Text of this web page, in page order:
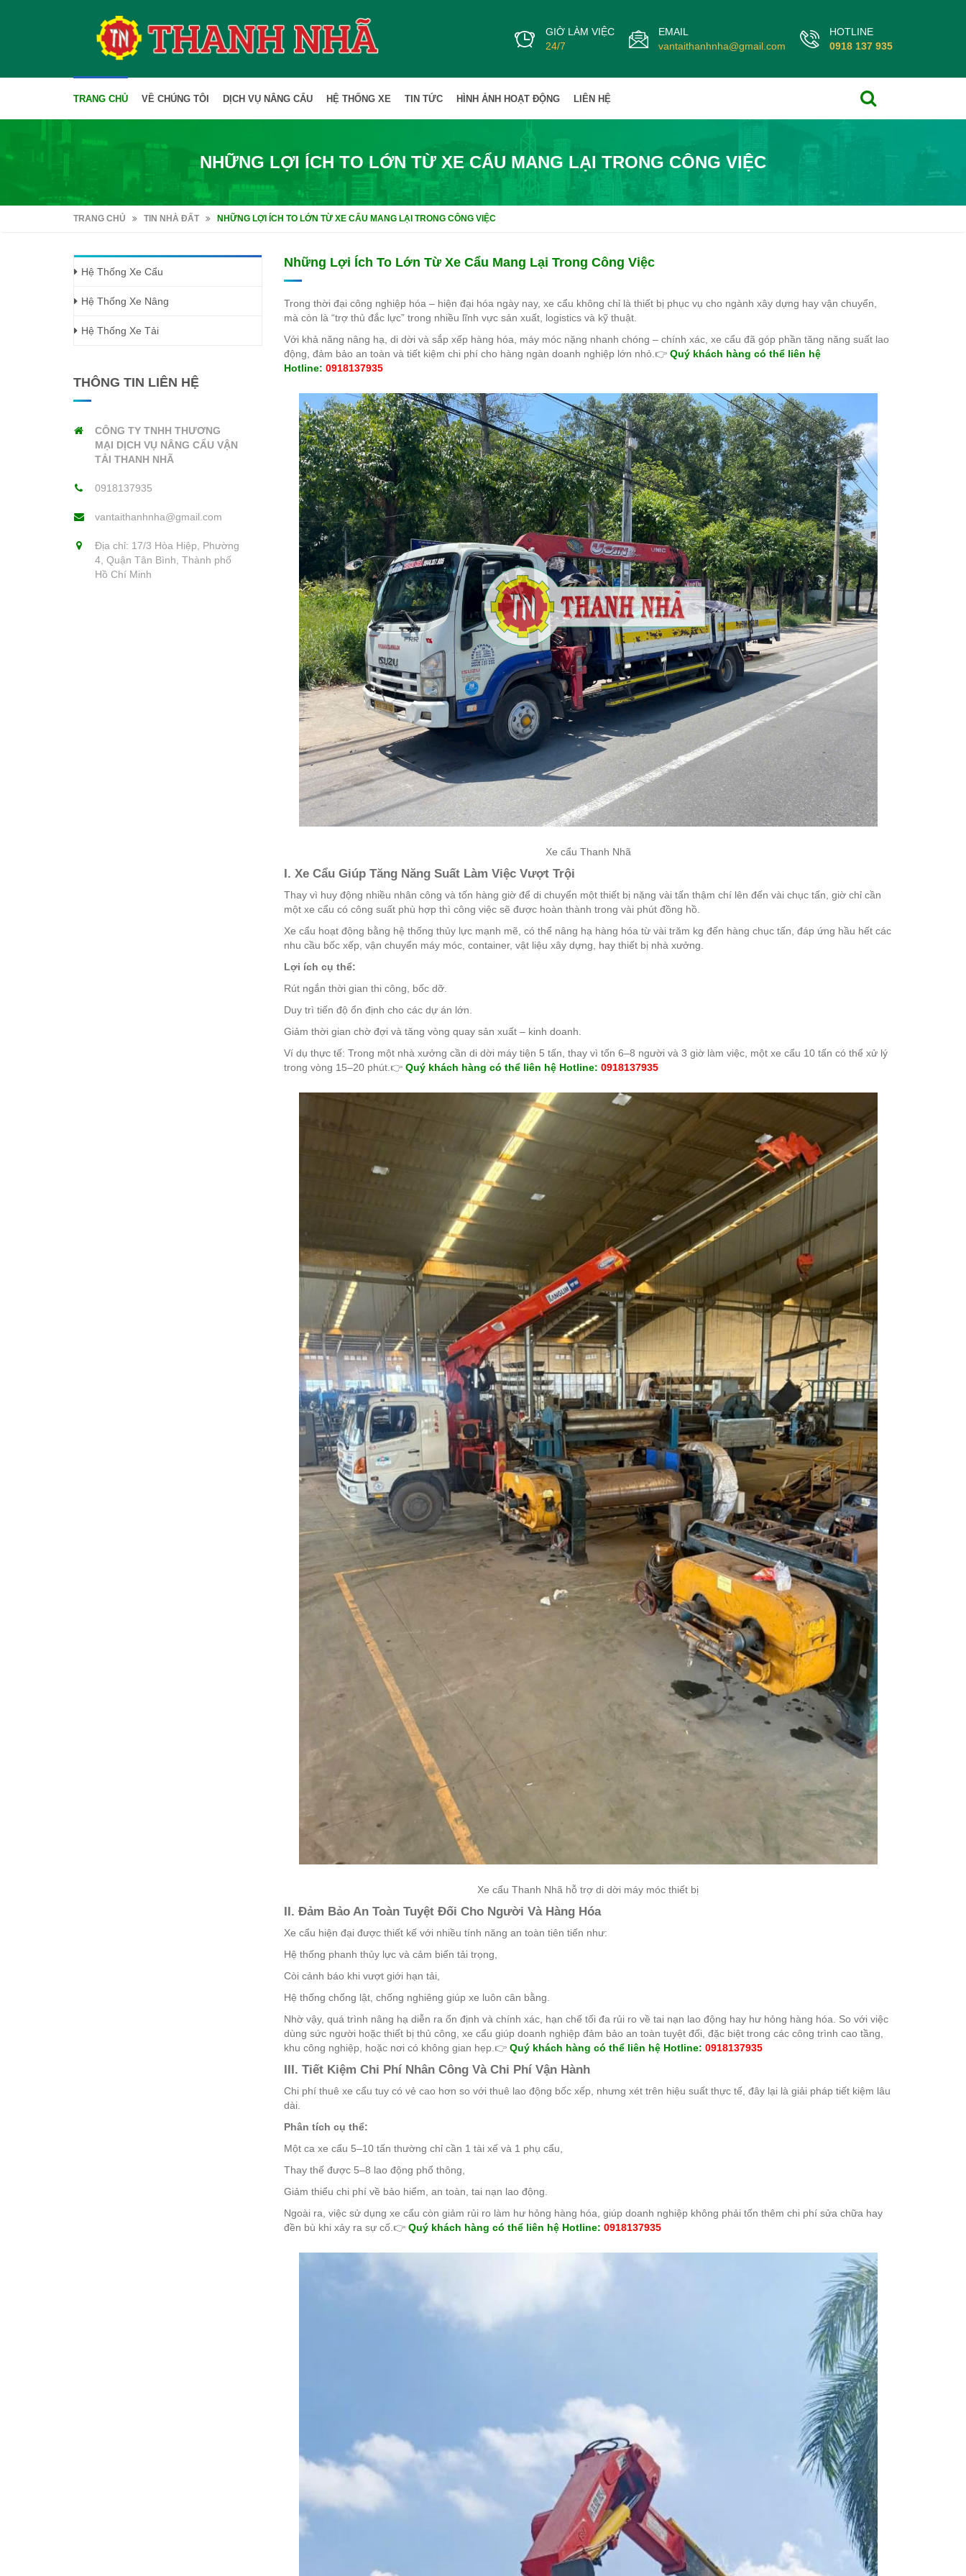
HOTLINE
0918 137 935
EMAIL
vantaithanhnha@gmail.com
GIỜ LÀM VIỆC
24/7
TRANG CHỦ VỀ CHÚNG TÔI DỊCH VỤ NÂNG CẨU HỆ THỐNG XE TIN TỨC HÌNH ẢNH HOẠT ĐỘNG LIÊN HỆ
NHỮNG LỢI ÍCH TO LỚN TỪ XE CẨU MANG LẠI TRONG CÔNG VIỆC
TRANG CHỦ TIN NHÀ ĐẤT NHỮNG LỢI ÍCH TO LỚN TỪ XE CẨU MANG LẠI TRONG CÔNG VIỆC
Những Lợi Ích To Lớn Từ Xe Cẩu Mang Lại Trong Công Việc
Trong thời đại công nghiệp hóa – hiện đại hóa ngày nay, xe cẩu không chỉ là thiết bị phục vụ cho ngành xây dựng hay vận chuyển,
mà còn là “trợ thủ đắc lực” trong nhiều lĩnh vực sản xuất, logistics và kỹ thuật.
Với khả năng nâng hạ, di dời và sắp xếp hàng hóa, máy móc nặng nhanh chóng – chính xác, xe cẩu đã góp phần tăng năng suất lao
động, đảm bảo an toàn và tiết kiệm chi phí cho hàng ngàn doanh nghiệp lớn nhỏ. 👉 Quý khách hàng có thể liên hệ
Hotline: 0918137935
Xe cẩu Thanh Nhã
I. Xe Cẩu Giúp Tăng Năng Suất Làm Việc Vượt Trội
Thay vì huy động nhiều nhân công và tốn hàng giờ để di chuyển một thiết bị nặng vài tấn thậm chí lên đến vài chục tấn, giờ chỉ cần
một xe cẩu có công suất phù hợp thì công việc sẽ được hoàn thành trong vài phút đồng hồ.
Xe cẩu hoạt động bằng hệ thống thủy lực mạnh mẽ, có thể nâng hạ hàng hóa từ vài trăm kg đến hàng chục tấn, đáp ứng hầu hết các
nhu cầu bốc xếp, vận chuyển máy móc, container, vật liệu xây dựng, hay thiết bị nhà xưởng.
Lợi ích cụ thể:
Rút ngắn thời gian thi công, bốc dỡ.
Duy trì tiến độ ổn định cho các dự án lớn.
Giảm thời gian chờ đợi và tăng vòng quay sản xuất – kinh doanh.
Ví dụ thực tế: Trong một nhà xưởng cần di dời máy tiện 5 tấn, thay vì tốn 6–8 người và 3 giờ làm việc, một xe cẩu 10 tấn có thể xử lý
trong vòng 15–20 phút.👉 Quý khách hàng có thể liên hệ Hotline: 0918137935
Xe cẩu Thanh Nhã hỗ trợ di dời máy móc thiết bị
II. Đảm Bảo An Toàn Tuyệt Đối Cho Người Và Hàng Hóa
Xe cẩu hiện đại được thiết kế với nhiều tính năng an toàn tiên tiến như:
Hệ thống phanh thủy lực và cảm biến tải trọng,
Còi cảnh báo khi vượt giới hạn tải,
Hệ thống chống lật, chống nghiêng giúp xe luôn cân bằng.
Nhờ vậy, quá trình nâng hạ diễn ra ổn định và chính xác, hạn chế tối đa rủi ro về tai nạn lao động hay hư hỏng hàng hóa. So với việc
dùng sức người hoặc thiết bị thủ công, xe cẩu giúp doanh nghiệp đảm bảo an toàn tuyệt đối, đặc biệt trong các công trình cao tầng,
khu công nghiệp, hoặc nơi có không gian hẹp. 👉 Quý khách hàng có thể liên hệ Hotline: 0918137935
III. Tiết Kiệm Chi Phí Nhân Công Và Chi Phí Vận Hành
Chi phí thuê xe cẩu tuy có vẻ cao hơn so với thuê lao động bốc xếp, nhưng xét trên hiệu suất thực tế, đây lại là giải pháp tiết kiệm lâu
dài.
Phân tích cụ thể:
Một ca xe cẩu 5–10 tấn thường chỉ cần 1 tài xế và 1 phụ cẩu,
Thay thế được 5–8 lao động phổ thông,
Giảm thiểu chi phí về bảo hiểm, an toàn, tai nạn lao động.
Ngoài ra, việc sử dụng xe cẩu còn giảm rủi ro làm hư hỏng hàng hóa, giúp doanh nghiệp không phải tốn thêm chi phí sửa chữa hay
đền bù khi xảy ra sự cố. 👉 Quý khách hàng có thể liên hệ Hotline: 0918137935
Hệ Thống Xe Cẩu
Hệ Thống Xe Nâng
Hệ Thống Xe Tải
THÔNG TIN LIÊN HỆ
CÔNG TY TNHH THƯƠNG
MẠI DỊCH VỤ NÂNG CẨU VẬN
TẢI THANH NHÃ
0918137935
vantaithanhnha@gmail.com
Địa chỉ: 17/3 Hòa Hiệp, Phường
4, Quận Tân Bình, Thành phố
Hồ Chí Minh